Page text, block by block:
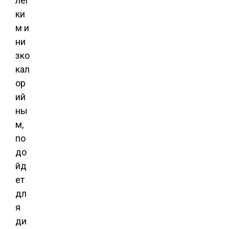
ки
м и
ни
зко
кал
ор
ий
ны
м,
по
до
йд
ет
дл
я
ди